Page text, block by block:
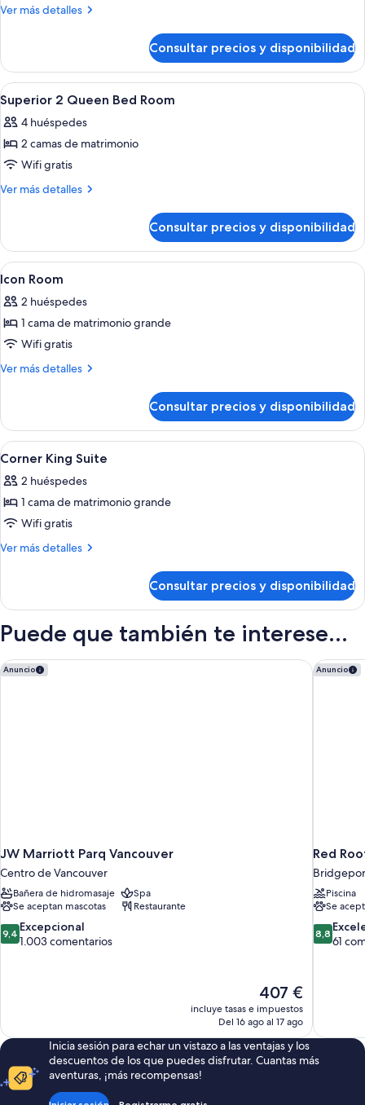
Ver más detalles
Más
Signature
Consultar precios y disponibilidad
Abrir
todas
las
fotos
de
Superior
Bed
Room
Habitación de hotel con dos camas,
12
Superior 2 Queen Bed Room
4 huéspedes
2 camas de matrimonio
Wifi gratis
Ver más detalles
Más
2
Queen
Bed
Consultar precios y disponibilidad
Abrir
todas
las
fotos
de
Icon
Habitación de hotel con una cama
12
Icon Room
2 huéspedes
1 cama de matrimonio grande
Wifi gratis
Ver más detalles
Más
Room
Consultar precios y disponibilidad
Abrir
todas
las
fotos
de
Corner
Habitación de hotel con una cama
9
Corner King Suite
2 huéspedes
1 cama de matrimonio grande
Wifi gratis
Ver más detalles
Más
King
Consultar precios y disponibilidad
Puede que también te interese...
Anuncio
JW Marriott Parq Vancouver
Centro de Vancouver
Bañera de hidromasaje
Spa
Se aceptan mascotas
Restaurante
9.4
sobre
9,4 Excepcional
1.003 comentarios
El
precio
actual
de
407 €
407 €
incluye tasas e impuestos
Del 16 ago al 17 ago
JW Marriott Parq Vancouver Anuncio
Red
Piscina
Se
8.8
sobre
8,8
61
Red
Inicia sesión para echar un vistazo a las ventajas y los
descuentos de los que puedes disfrutar. Cuantas más
aventuras, ¡más recompensas!